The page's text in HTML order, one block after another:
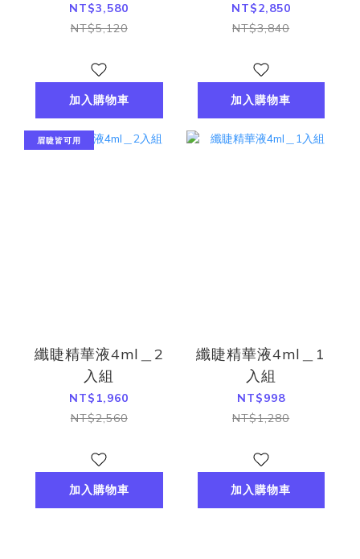
NT$3,580
NT$5,120
加入購物車
NT$2,850
NT$3,840
加入購物車
眉睫皆可用
纖睫精華液4ml＿2
入組
NT$1,960
NT$2,560
加入購物車
纖睫精華液4ml＿1
入組
NT$998
NT$1,280
加入購物車